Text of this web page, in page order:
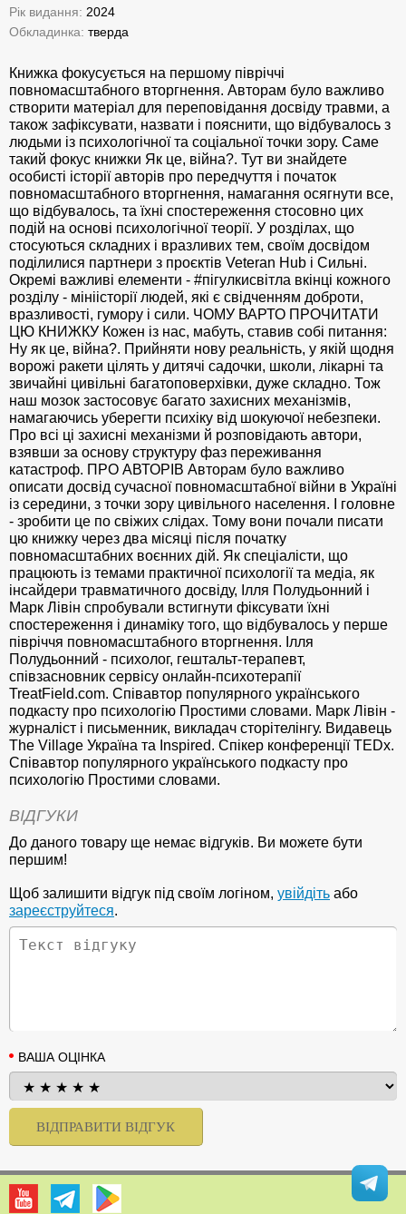
Рік видання: 2024
Обкладинка: тверда
Книжка фокусується на першому півріччі
повномасштабного вторгнення. Авторам було важливо
створити матеріал для переповідання досвіду травми, а
також зафіксувати, назвати і пояснити, що відбувалось з
людьми із психологічної та соціальної точки зору. Саме
такий фокус книжки Як це, війна?. Тут ви знайдете
особисті історії авторів про передчуття і початок
повномасштабного вторгнення, намагання осягнути все,
що відбувалось, та їхні спостереження стосовно цих
подій на основі психологічної теорії. У розділах, що
стосуються складних і вразливих тем, своїм досвідом
поділилися партнери з проєктів Veteran Hub і Сильні.
Окремі важливі елементи - #пігулкисвітла вкінці кожного
розділу - мініісторії людей, які є свідченням доброти,
вразливості, гумору і сили. ЧОМУ ВАРТО ПРОЧИТАТИ
ЦЮ КНИЖКУ Кожен із нас, мабуть, ставив собі питання:
Ну як це, війна?. Прийняти нову реальність, у якій щодня
ворожі ракети цілять у дитячі садочки, школи, лікарні та
звичайні цивільні багатоповерхівки, дуже складно. Тож
наш мозок застосовує багато захисних механізмів,
намагаючись уберегти психіку від шокуючої небезпеки.
Про всі ці захисні механізми й розповідають автори,
взявши за основу структуру фаз переживання
катастроф. ПРО АВТОРІВ Авторам було важливо
описати досвід сучасної повномасштабної війни в Україні
із середини, з точки зору цивільного населення. І головне
- зробити це по свіжих слідах. Тому вони почали писати
цю книжку через два місяці після початку
повномасштабних воєнних дій. Як спеціалісти, що
працюють із темами практичної психології та медіа, як
інсайдери травматичного досвіду, Ілля Полудьонний і
Марк Лівін спробували встигнути фіксувати їхні
спостереження і динаміку того, що відбувалось у перше
півріччя повномасштабного вторгнення. Ілля
Полудьонний - психолог, гештальт-терапевт,
співзасновник сервісу онлайн-психотерапії
TreatField.com. Співавтор популярного українського
подкасту про психологію Простими словами. Марк Лівін -
журналіст і письменник, викладач сторітелінгу. Видавець
The Village Україна та Inspired. Спікер конференції TEDx.
Співавтор популярного українського подкасту про
психологію Простими словами.
ВІДГУКИ
До даного товару ще немає відгуків. Ви можете бути
першим!
Щоб залишити відгук під своїм логіном, увійдіть або
зареєструйтеся.
ВАША ОЦІНКА